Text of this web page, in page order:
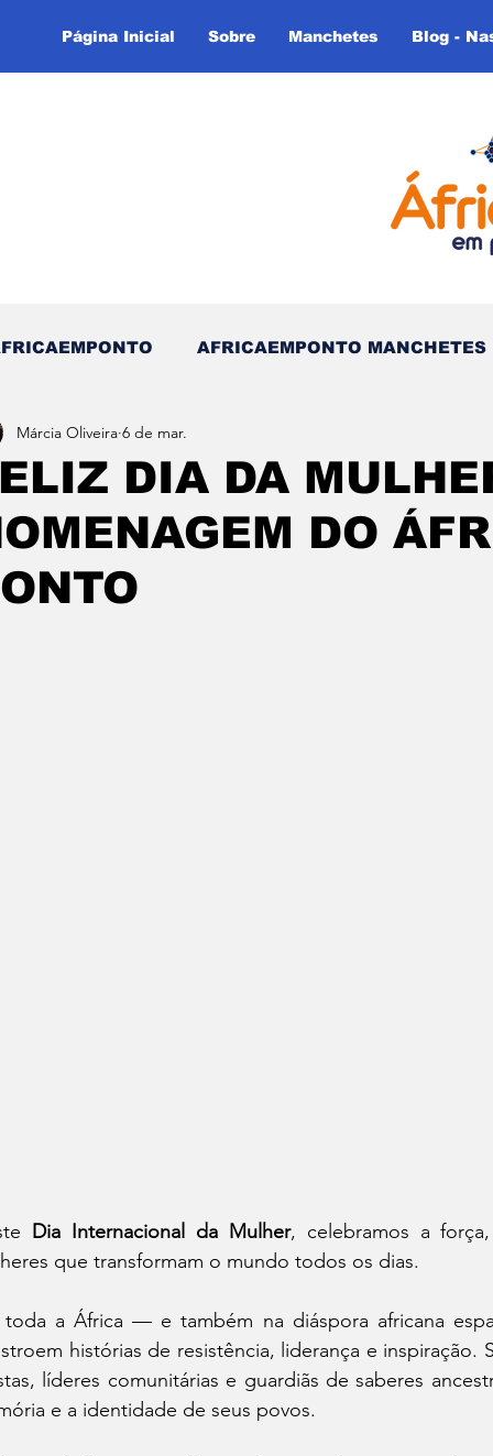
Página Inicial Sobre Manchetes Blog -
AFRICAEMPONTO MANCHETES
do Tempo - (Blog)
DIA DA
DO
Márcia Oliveira 6 de mar.
Dia Internacional da Mulher, celebramos a
que transformam o mundo todos os dias.
toda a África — e também na diáspora africana
histórias de resistência, liderança e inspiração.
líderes comunitárias e guardiãs de saberes
e a identidade de seus povos.